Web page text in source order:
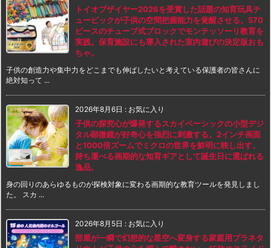
トイオブザイヤー2026を受賞した話題の知育玩具チ
ュービックが子供の空間把握能力を覚醒させる。570
ピースのチューブ式ブロックでモンテッソーリ教育を
実践。保育施設にも導入された室内遊びの決定版おも
ちゃ。
子供の創造力や集中力をどこまでも伸ばしたいと考えている保護者の皆さんに
絶対知って ...
2026年8月6日 : お気に入り
子供の探究心が爆発するスカイベーシックの小型デジ
タル顕微鏡が好奇心を強烈に刺激する。2インチ画面
と1000倍ズームでミクロの世界を鮮明に映し出す。
持ち運べる画期的な知育ギアとして誕生日に選ばれる
逸品。
身の回りのあらゆるものが探検対象に変わる画期的な教育ツールを発見しまし
た。 スカ ...
2026年8月5日 : お気に入り
部屋が一瞬で幻想的な星空へ変身する家庭用プラネタ